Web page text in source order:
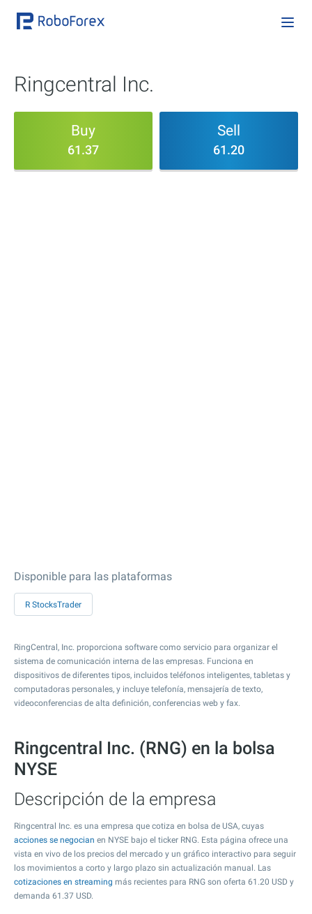
Ringcentral Inc.
Buy
61.37
Sell
61.20
Disponible para las plataformas
R StocksTrader
RingCentral, Inc. proporciona software como servicio para organizar el
sistema de comunicación interna de las empresas. Funciona en
dispositivos de diferentes tipos, incluidos teléfonos inteligentes, tabletas y
computadoras personales, y incluye telefonía, mensajería de texto,
videoconferencias de alta definición, conferencias web y fax.
Ringcentral Inc. (RNG) en la bolsa
NYSE
Descripción de la empresa
Ringcentral Inc. es una empresa que cotiza en bolsa de USA, cuyas
acciones se negocian en NYSE bajo el ticker RNG. Esta página ofrece una
vista en vivo de los precios del mercado y un gráfico interactivo para seguir
los movimientos a corto y largo plazo sin actualización manual. Las
cotizaciones en streaming más recientes para RNG son oferta 61.20 USD y
demanda 61.37 USD.